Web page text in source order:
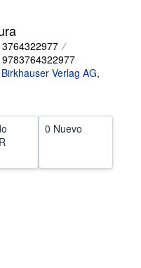
9783764322977
Birkhauser Verlag AG,
0 Nuevo